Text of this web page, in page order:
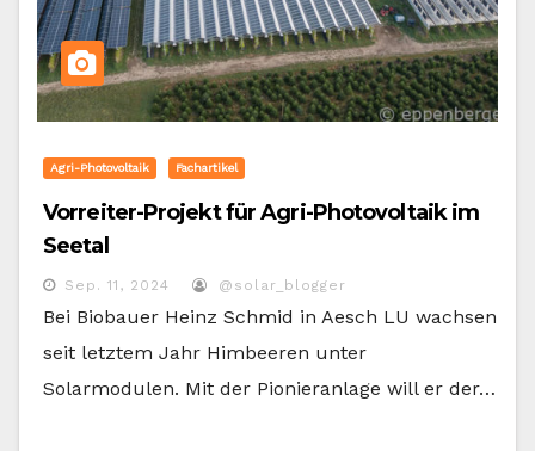
Agri-Photovoltaik Fachartikel
Vorreiter-Projekt für Agri-Photovoltaik im
Seetal
Sep. 11, 2024 @solar_blogger
Bei Biobauer Heinz Schmid in Aesch LU wachsen
seit letztem Jahr Himbeeren unter
Solarmodulen. Mit der Pionieranlage will er der…